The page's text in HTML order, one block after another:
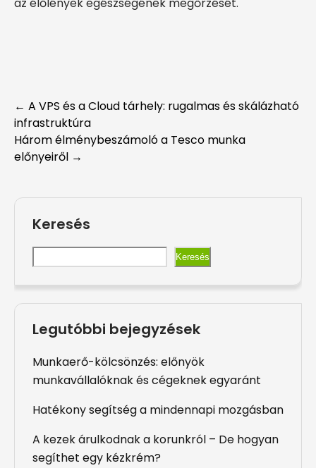
Post
navigation
← A VPS és a Cloud tárhely: rugalmas és skálázható
infrastruktúra
Három élménybeszámoló a Tesco munka
előnyeiről →
Keresés
Keresés
Legutóbbi bejegyzések
Munkaerő-kölcsönzés: előnyök
munkavállalóknak és cégeknek egyaránt
Hatékony segítség a mindennapi mozgásban
A kezek árulkodnak a korunkról – De hogyan
segíthet egy kézkrém?